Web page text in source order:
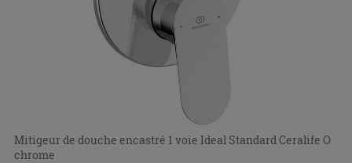
Mitigeur de douche encastré 1 voie Ideal Standard Ceralife O
chrome